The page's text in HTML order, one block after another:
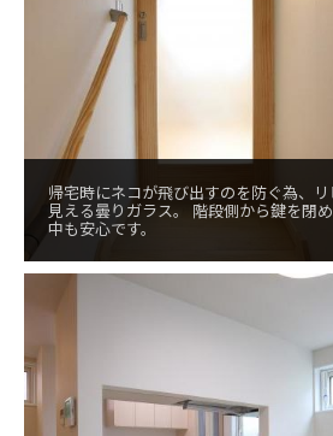
帰宅時にネコが飛び出すのを防ぐ為、
見える曇りガラス。 階段側から鍵を閉
中も安心です。